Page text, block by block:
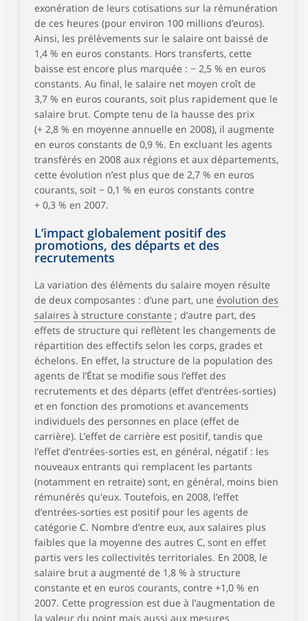
exonération de leurs cotisations sur la rémunération
de ces heures (pour environ 100 millions d’euros).
Ainsi, les prélèvements sur le salaire ont baissé de
1,4 % en euros constants. Hors transferts, cette
baisse est encore plus marquée : − 2,5 % en euros
constants. Au final, le salaire net moyen croît de
3,7 % en euros courants, soit plus rapidement que le
salaire brut. Compte tenu de la hausse des prix
(+ 2,8 % en moyenne annuelle en 2008), il augmente
en euros constants de 0,9 %. En excluant les agents
transférés en 2008 aux régions et aux départements,
cette évolution n’est plus que de 2,7 % en euros
courants, soit − 0,1 % en euros constants contre
+ 0,3 % en 2007.
L’impact globalement positif des
promotions, des départs et des
recrutements
La variation des éléments du salaire moyen résulte
de deux composantes : d’une part, une évolution des
salaires à structure constante ; d’autre part, des
effets de structure qui reflètent les changements de
répartition des effectifs selon les corps, grades et
échelons. En effet, la structure de la population des
agents de l’État se modifie sous l’effet des
recrutements et des départs (effet d’entrées-sorties)
et en fonction des promotions et avancements
individuels des personnes en place (effet de
carrière). L’effet de carrière est positif, tandis que
l’effet d’entrées-sorties est, en général, négatif : les
nouveaux entrants qui remplacent les partants
(notamment en retraite) sont, en général, moins bien
rémunérés qu'eux. Toutefois, en 2008, l’effet
d’entrées-sorties est positif pour les agents de
catégorie C. Nombre d’entre eux, aux salaires plus
faibles que la moyenne des autres C, sont en effet
partis vers les collectivités territoriales. En 2008, le
salaire brut a augmenté de 1,8 % à structure
constante et en euros courants, contre +1,0 % en
2007. Cette progression est due à l’augmentation de
la valeur du point mais aussi aux mesures